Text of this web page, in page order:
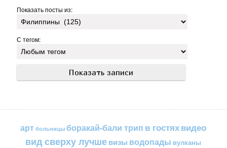
Показать посты из:
С тегом:
арт больницы боракай-бали трип в гостяхвидео
вид сверху лучшевизы водопады вулканы